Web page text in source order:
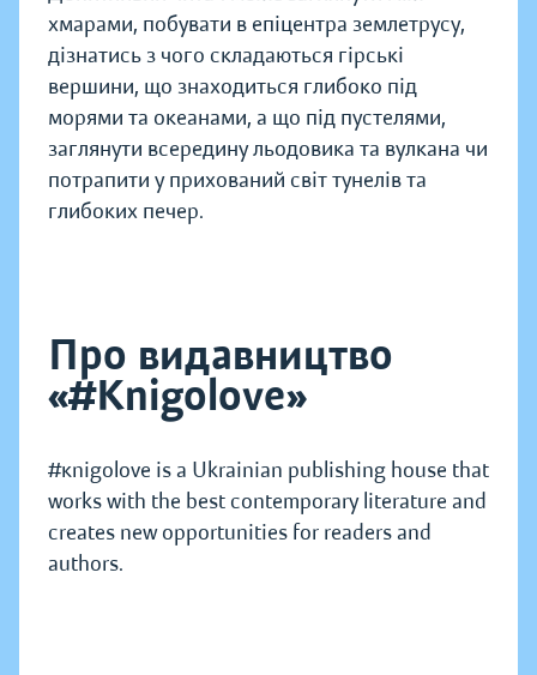
хмарами, побувати в епіцентра землетрусу,
дізнатись з чого складаються гірські
вершини, що знаходиться глибоко під
морями та океанами, а що під пустелями,
заглянути всередину льодовика та вулкана чи
потрапити у прихований світ тунелів та
глибоких печер.
Про видавництво
«#Knigolove»
#кnigolove is a Ukrainian publishing house that
works with the best contemporary literature and
creates new opportunities for readers and
authors.